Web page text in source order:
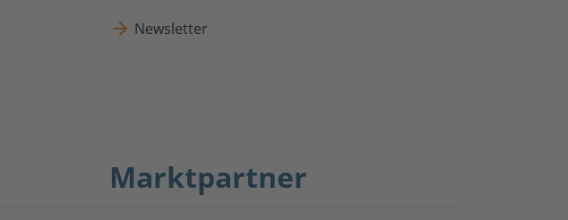
Newsletter
Marktpartner